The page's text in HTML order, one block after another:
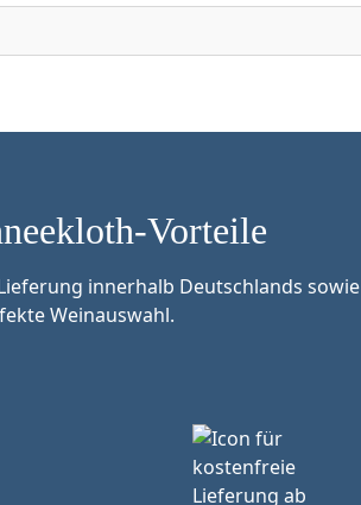
Vorteile
innerhalb Deutschlands
Weinauswahl.